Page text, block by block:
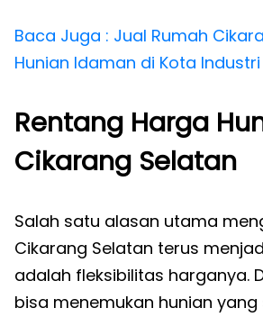
Baca Juga : Jual Rumah
Hunian Idaman di Kota
Rentang Harga
Cikarang Selatan
Salah satu alasan utama
Cikarang Selatan terus
adalah fleksibilitas harganya.
bisa menemukan hunian yang